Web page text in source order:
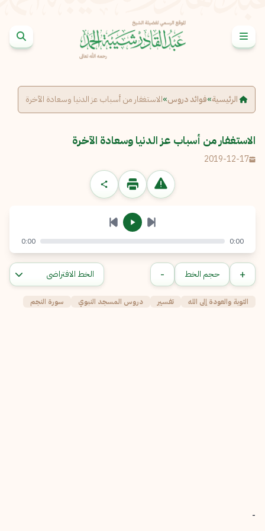
الرئيسية»فوائد دروس»الاستغفار من أسباب عز الدنيا وسعادة الآخرة
الاستغفار من أسباب عز الدنيا وسعادة الآخرة
2019-12-17
الإبلاغ عن مشكلة
الرسالة
إرسال إلغاء
0:00
0:00
+ حجم الخط -
التوبة والعودة إلى الله تفسير دروس المسجد النبوي سورة النجم
-